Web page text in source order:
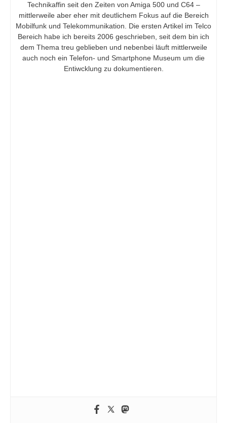
Technikaffin seit den Zeiten von Amiga 500 und C64 –
mittlerweile aber eher mit deutlichem Fokus auf die Bereich
Mobilfunk und Telekommunikation. Die ersten Artikel im Telco
Bereich habe ich bereits 2006 geschrieben, seit dem bin ich
dem Thema treu geblieben und nebenbei läuft mittlerweile
auch noch ein Telefon- und Smartphone Museum um die
Entiwcklung zu dokumentieren.